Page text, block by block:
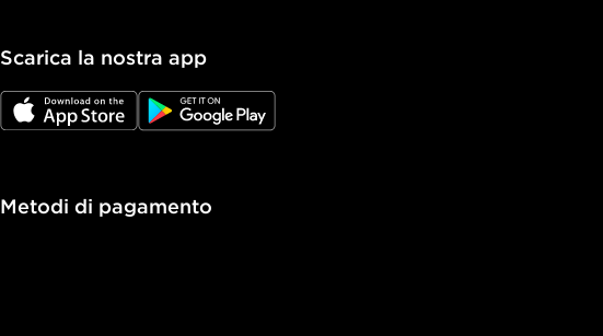
Scarica la nostra app
JD App Store JD Google Play
Metodi di pagamento